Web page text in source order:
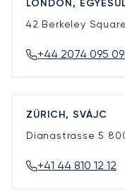
LONDON,
42 Berkeley
+44 2074 095
ZÜRICH, SVÁJC
Dianastrasse 5
+41 44 810 12 12